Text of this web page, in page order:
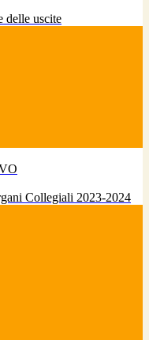
delle uscite
Collegiali 2023-2024